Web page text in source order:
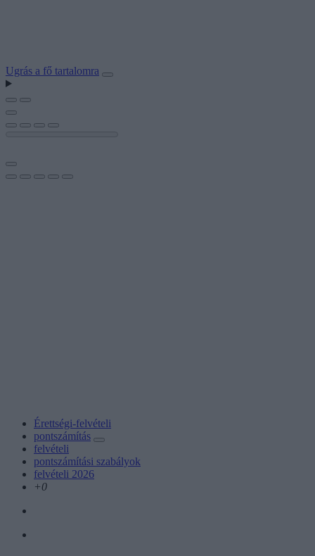
Ugrás a fő tartalomra
Érettségi-felvételi
pontszámítás
felvételi
pontszámítási szabályok
felvételi 2026
+0